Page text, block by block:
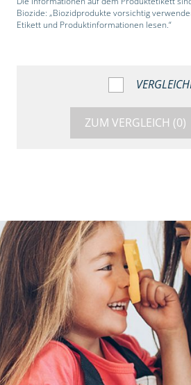
Biozide: „Biozidprodukte vorsichtig
Etikett und Produktinformationen lesen.“
ZUM VERGLEICH (0)